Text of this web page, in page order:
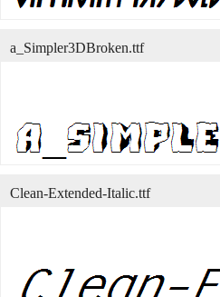
a_Simpler3DBroken.ttf
Clean-Extended-Italic.ttf